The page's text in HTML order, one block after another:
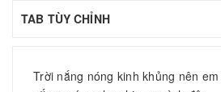
TAB TÙY CHỈNH
Trời nắng nóng kinh khủng nên